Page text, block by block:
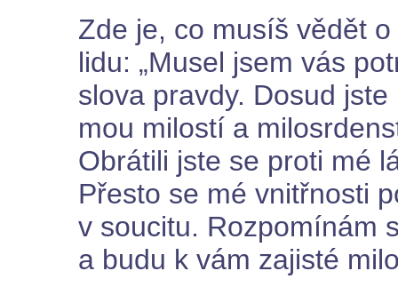
Zde je, co musíš vědět
lidu: „Musel jsem vás
slova pravdy. Dosud
mou milostí a
Obrátili jste se proti mé
Přesto se mé vnitřnosti
v soucitu. Rozpomínám
a budu k vám zajisté